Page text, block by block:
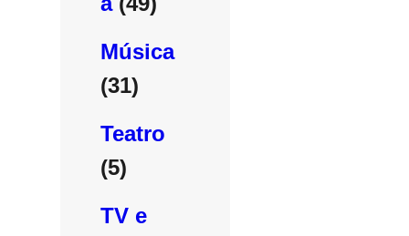
Música
(31)
Teatro
(5)
TV e